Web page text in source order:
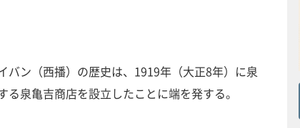
ン（西播）の歴史は、1919年（大正8年）に泉
泉亀吉商店を設立したことに端を発する。